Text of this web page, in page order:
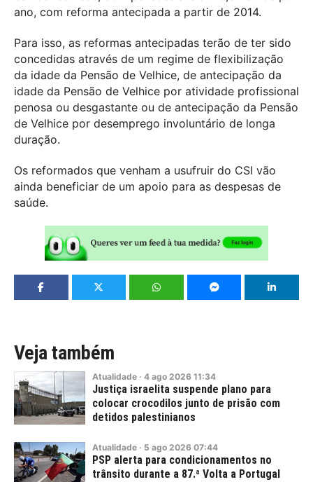
ano, com reforma antecipada a partir de 2014.
Para isso, as reformas antecipadas terão de ter sido
concedidas através de um regime de flexibilização
da idade da Pensão de Velhice, de antecipação da
idade da Pensão de Velhice por atividade profissional
penosa ou desgastante ou de antecipação da Pensão
de Velhice por desemprego involuntário de longa
duração.
Os reformados que venham a usufruir do CSI vão
ainda beneficiar de um apoio para as despesas de
saúde.
Veja também
Atualidade · 4 ago 2026 11:34
Justiça israelita suspende plano para
colocar crocodilos junto de prisão com
detidos palestinianos
Atualidade · 5 ago 2026 07:44
PSP alerta para condicionamentos no
trânsito durante a 87.ª Volta a Portugal